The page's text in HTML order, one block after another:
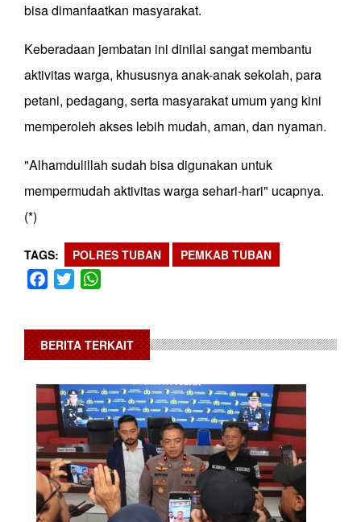
bisa dimanfaatkan masyarakat.
Keberadaan jembatan ini dinilai sangat membantu
aktivitas warga, khususnya anak-anak sekolah, para
petani, pedagang, serta masyarakat umum yang kini
memperoleh akses lebih mudah, aman, dan nyaman.
"Alhamdulillah sudah bisa digunakan untuk
mempermudah aktivitas warga sehari-hari" ucapnya.
(*)
TAGS POLRES TUBAN PEMKAB TUBAN
Facebook
Twitter
BERITA TERKAIT